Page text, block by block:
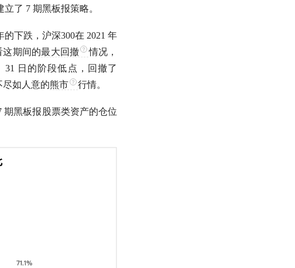
了 7 期黑板报策略。
下跌， 沪深300在 2021 年
这期间的最大回撤
情况，
31 日的阶段低点，回撤了
如人意的熊市 行情。
期黑板报股票类资产的仓位